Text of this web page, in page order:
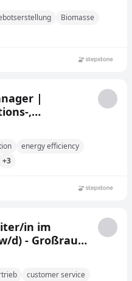
Biomasse
|
,
energy efficiency
+3
in im
d) - Großraum
Düsseldorf
customer service